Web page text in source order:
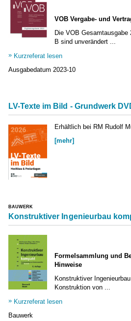
VOB Vergabe- und
Die VOB
B sind unverändert ...
Kurzreferat lesen
Ausgabedatum 2023-10
LV-Texte im Bild - Grundwerk
Erhältlich bei RM Rudolf
[mehr]
BAUWERK
Konstruktiver Ingenieurbau
Formelsammlung und
Hinweise
Konstruktiver
Konstruktion von ...
Kurzreferat lesen
Bauwerk